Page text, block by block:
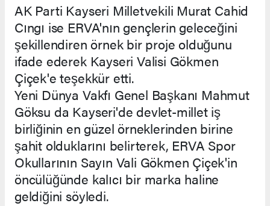
AK Parti Kayseri Milletvekili Murat Cahid
Cıngı ise ERVA'nın gençlerin geleceğini
şekillendiren örnek bir proje olduğunu
ifade ederek Kayseri Valisi Gökmen
Çiçek'e teşekkür etti.
Yeni Dünya Vakfı Genel Başkanı Mahmut
Göksu da Kayseri'de devlet-millet iş
birliğinin en güzel örneklerinden birine
şahit olduklarını belirterek, ERVA Spor
Okullarının Sayın Vali Gökmen Çiçek'in
öncülüğünde kalıcı bir marka haline
geldiğini söyledi.